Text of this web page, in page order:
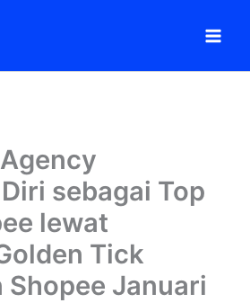
sebagai Top
lewat
Tick
Januari